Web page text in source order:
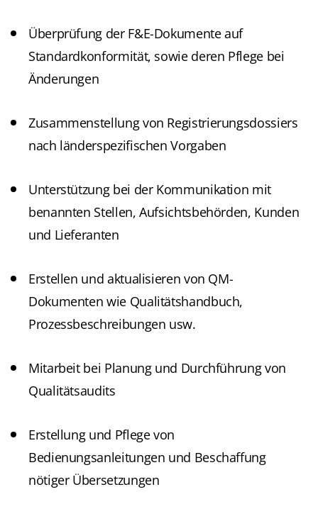
Überprüfung der F&E-Dokumente auf
Standardkonformität, sowie deren Pflege bei
Änderungen
Zusammenstellung von Registrierungsdossiers
nach länderspezifischen Vorgaben
Unterstützung bei der Kommunikation mit
benannten Stellen, Aufsichtsbehörden, Kunden
und Lieferanten
Erstellen und aktualisieren von QM-
Dokumenten wie Qualitätshandbuch,
Prozessbeschreibungen usw.
Mitarbeit bei Planung und Durchführung von
Qualitätsaudits
Erstellung und Pflege von
Bedienungsanleitungen und Beschaffung
nötiger Übersetzungen